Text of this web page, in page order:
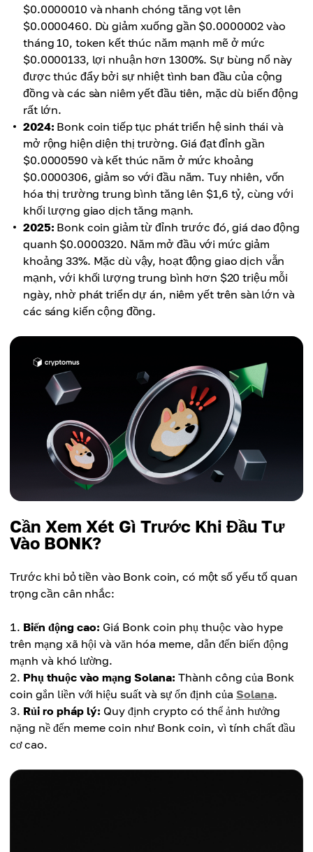
$0.0000010 và nhanh chóng tăng vọt lên
$0.0000460. Dù giảm xuống gần $0.0000002 vào
tháng 10, token kết thúc năm mạnh mẽ ở mức
$0.0000133, lợi nhuận hơn 1300%. Sự bùng nổ này
được thúc đẩy bởi sự nhiệt tình ban đầu của cộng
đồng và các sàn niêm yết đầu tiên, mặc dù biến động
rất lớn.
2024: Bonk coin tiếp tục phát triển hệ sinh thái và
mở rộng hiện diện thị trường. Giá đạt đỉnh gần
$0.0000590 và kết thúc năm ở mức khoảng
$0.0000306, giảm so với đầu năm. Tuy nhiên, vốn
hóa thị trường trung bình tăng lên $1,6 tỷ, cùng với
khối lượng giao dịch tăng mạnh.
2025: Bonk coin giảm từ đỉnh trước đó, giá dao động
quanh $0.0000320. Năm mở đầu với mức giảm
khoảng 33%. Mặc dù vậy, hoạt động giao dịch vẫn
mạnh, với khối lượng trung bình hơn $20 triệu mỗi
ngày, nhờ phát triển dự án, niêm yết trên sàn lớn và
các sáng kiến cộng đồng.
Cần Xem Xét Gì Trước Khi Đầu Tư
Vào BONK?
Trước khi bỏ tiền vào Bonk coin, có một số yếu tố quan
trọng cần cân nhắc:
Biến động cao: Giá Bonk coin phụ thuộc vào hype
trên mạng xã hội và văn hóa meme, dẫn đến biến động
mạnh và khó lường.
Phụ thuộc vào mạng Solana: Thành công của Bonk
coin gắn liền với hiệu suất và sự ổn định của Solana.
Rủi ro pháp lý: Quy định crypto có thể ảnh hưởng
nặng nề đến meme coin như Bonk coin, vì tính chất đầu
cơ cao.